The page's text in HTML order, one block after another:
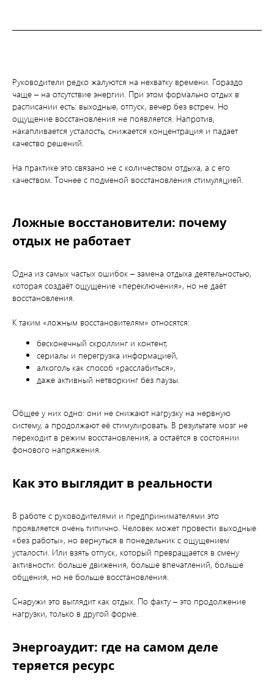
Руководители редко жалуются на нехватку времени. Гораздо
чаще – на отсутствие энергии. При этом формально отдых в
расписании есть: выходные, отпуск, вечер без встреч. Но
ощущение восстановления не появляется. Напротив,
накапливается усталость, снижается концентрация и падает
качество решений.
На практике это связано не с количеством отдыха, а с его
качеством. Точнее с подменой восстановления стимуляцией.
Ложные восстановители: почему
отдых не работает
Одна из самых частых ошибок – замена отдыха деятельностью,
которая создаёт ощущение «переключения», но не даёт
восстановления.
К таким «ложным восстановителям» относятся:
бесконечный скроллинг и контент,
сериалы и перегрузка информацией,
алкоголь как способ «расслабиться»,
даже активный нетворкинг без паузы.
Общее у них одно: они не снижают нагрузку на нервную
систему, а продолжают её стимулировать. В результате мозг не
переходит в режим восстановления, а остаётся в состоянии
фонового напряжения.
Как это выглядит в реальности
В работе с руководителями и предпринимателями это
проявляется очень типично. Человек может провести выходные
«без работы», но вернуться в понедельник с ощущением
усталости. Или взять отпуск, который превращается в смену
активности: больше движения, больше впечатлений, больше
общения, но не больше восстановления.
Снаружи это выглядит как отдых. По факту – это продолжение
нагрузки, только в другой форме.
Энергоаудит: где на самом деле
теряется ресурс